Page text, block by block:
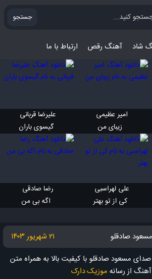
جستجو
شاد آهنگ رقص ارتباط با ما
امیر عظیمی
زیبای من
علیرضا قربانی
گیسوی باران
علی لهراسبی
کی از تو بهتر
رضا صادقی
اگه بی من
صادقلو
۲۱ شهریور ۱۴۰۳
مسعود صادقلو با کیفیت بالا به همراه متن
آهنگ از رسانه موزیک دارک